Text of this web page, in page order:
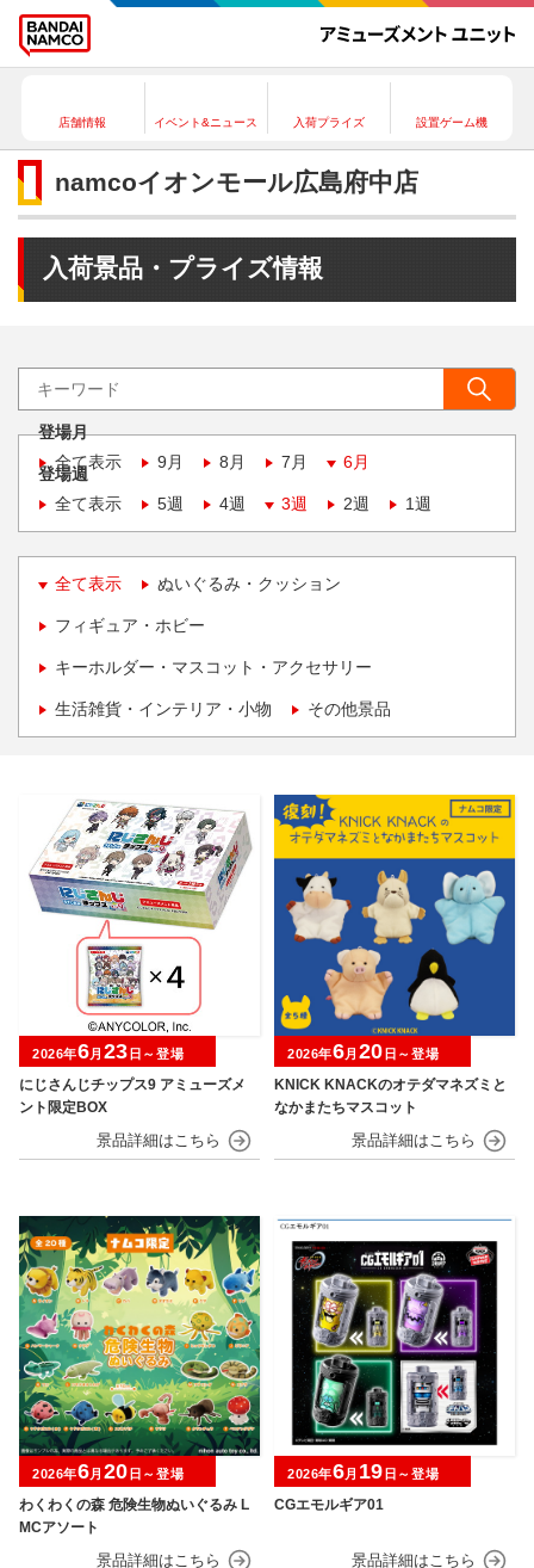
店舗情報 イベント&ニュース 入荷プライズ 設置ゲーム機
namcoイオンモール広島府中店
入荷景品・プライズ情報
登場月
全て表示
9月 8月 7月 6月
登場週
全て表示
5週 4週 3週 2週 1週
全て表示 ぬいぐるみ・クッション
フィギュア・ホビー
キーホルダー・マスコット・アクセサリー
生活雑貨・インテリア・小物 その他景品
にじさんじチップス9 アミューズメ
ント限定BOX
2026年6月 23 日～登場
KNICK KNACKのオテダマネズミと
なかまたちマスコット
2026年6月 20 日～登場
わくわくの森 危険生物ぬいぐるみ L
MCアソート
2026年6月 20 日～登場
CGエモルギア01
2026年6月 19 日～登場